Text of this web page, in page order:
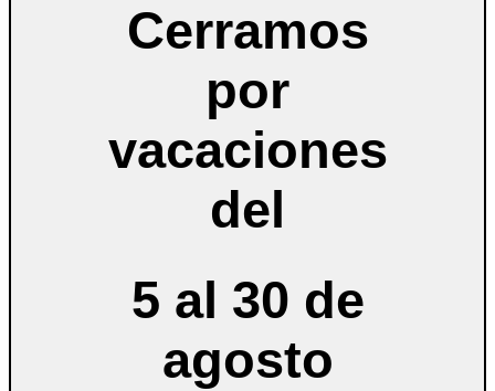
Cerramos
por
vacaciones
del
5 al 30 de
agosto